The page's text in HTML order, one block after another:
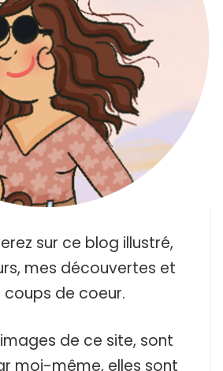
sur ce blog illustré,
mes découvertes et
coups de coeur.
de ce site, sont
moi-même, elles sont